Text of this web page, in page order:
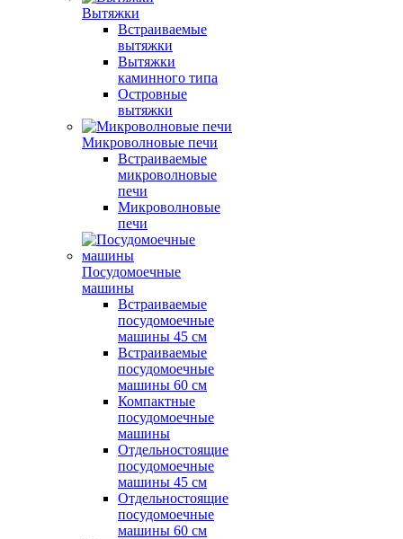
Вытяжки
Встраиваемые
вытяжки
Вытяжки
каминного типа
Островные
вытяжки
Микроволновые печи
Встраиваемые
микроволновые
печи
Микроволновые
печи
Посудомоечные
машины
Встраиваемые
посудомоечные
машины 45 см
Встраиваемые
посудомоечные
машины 60 см
Компактные
посудомоечные
машины
Отдельностоящие
посудомоечные
машины 45 см
Отдельностоящие
посудомоечные
машины 60 см